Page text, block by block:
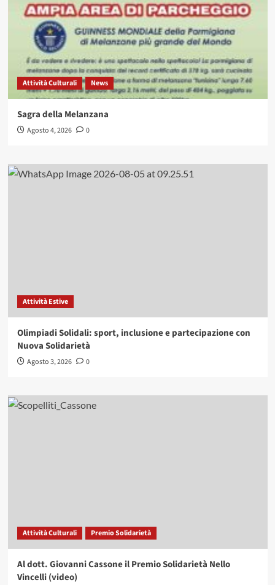
Attività Culturali News
Sagra della Melanzana
Agosto 4, 2026 0
Attività Estive
Olimpiadi Solidali: sport, inclusione e partecipazione con
Nuova Solidarietà
Agosto 3, 2026 0
Attività Culturali Premio Solidarietà
Al dott. Giovanni Cassone il Premio Solidarietà Nello
Vincelli (video)